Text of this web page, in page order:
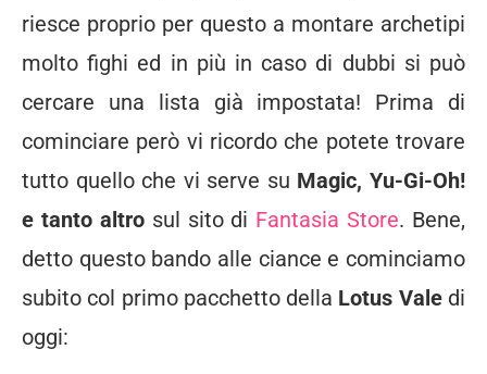
riesce proprio per questo a montare archetipi
molto fighi ed in più in caso di dubbi si può
cercare una lista già impostata! Prima di
cominciare però vi ricordo che potete trovare
tutto quello che vi serve su Magic, Yu-Gi-Oh!
e tanto altrosul sito di Fantasia Store. Bene,
detto questo bando alle ciance e cominciamo
subito col primo pacchetto della Lotus Valedi
oggi: